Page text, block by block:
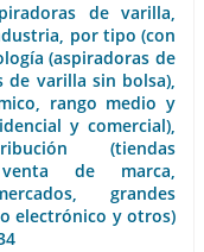
de varilla,
por tipo (con
(aspiradoras de
de varilla sin bolsa),
rango medio y
y comercial),
(tiendas
venta de marca,
grandes
electrónico y otros)